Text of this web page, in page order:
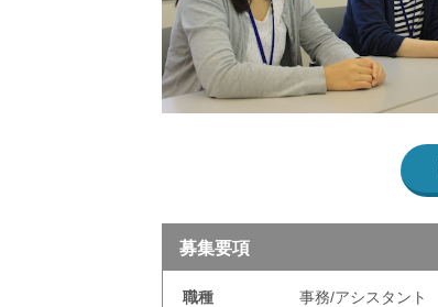
募集要項
職種 事務/アシスタント